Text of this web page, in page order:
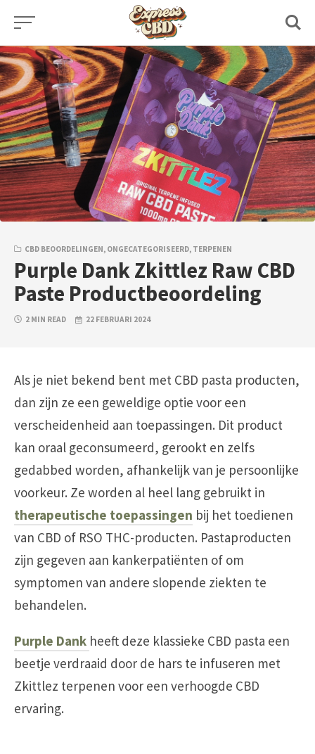
Skip
content
CBD BEOORDELINGEN, ONGECATEGORISEERD, TERPENEN
Purple Dank Zkittlez Raw CBD
Paste Productbeoordeling
2 MIN READ 22 FEBRUARI 2024
Als je niet bekend bent met CBD pasta producten,
dan zijn ze een geweldige optie voor een
verscheidenheid aan toepassingen. Dit product
kan oraal geconsumeerd, gerookt en zelfs
gedabbed worden, afhankelijk van je persoonlijke
voorkeur. Ze worden al heel lang gebruikt in
therapeutische toepassingen bij het toedienen
van CBD of RSO THC-producten. Pastaproducten
zijn gegeven aan kankerpatiënten of om
symptomen van andere slopende ziekten te
behandelen.
Purple Dank heeft deze klassieke CBD pasta een
beetje verdraaid door de hars te infuseren met
Zkittlez terpenen voor een verhoogde CBD
ervaring.